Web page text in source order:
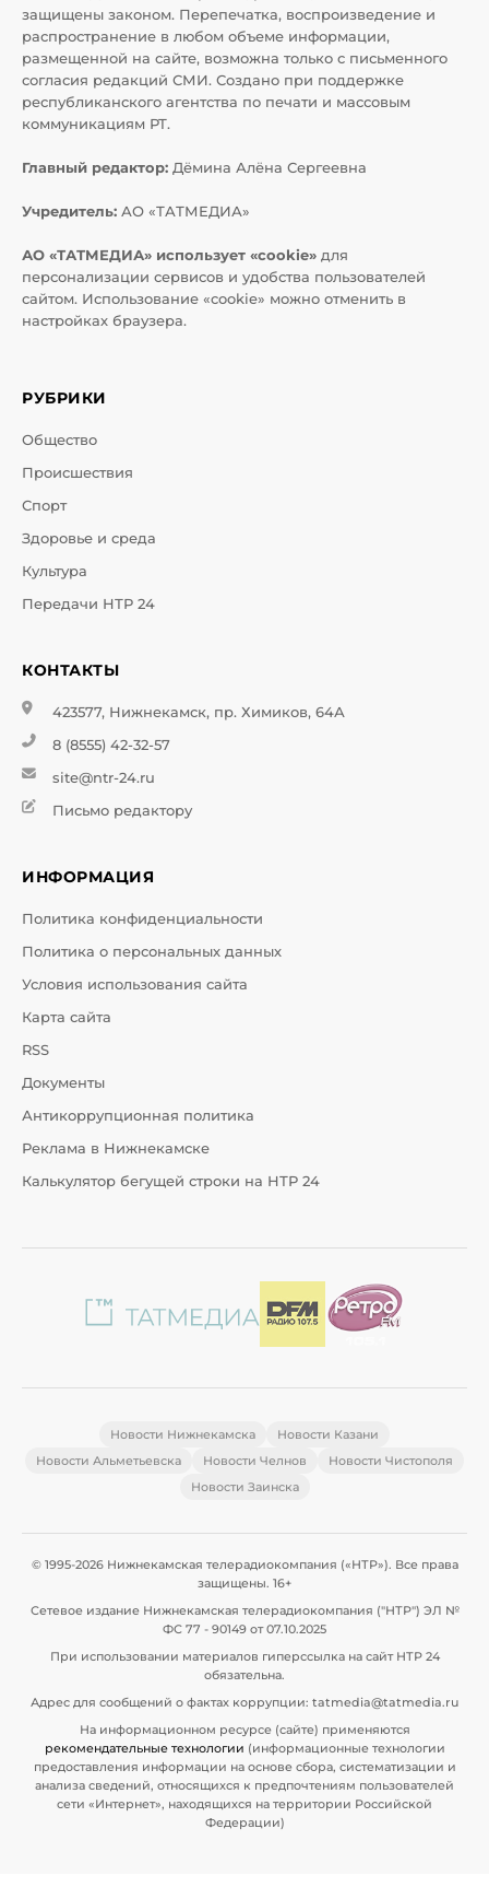
защищены законом. Перепечатка, воспроизведение и
распространение в любом объеме информации,
размещенной на сайте, возможна только с письменного
согласия редакций СМИ. Создано при поддержке
республиканского агентства по печати и массовым
коммуникациям РТ.
Главный редактор: Дёмина Алёна Сергеевна
Учредитель: АО «ТАТМЕДИА»
АО «ТАТМЕДИА» использует «cookie» для
персонализации сервисов и удобства пользователей
сайтом. Использование «cookie» можно отменить в
настройках браузера.
РУБРИКИ
Общество
Происшествия
Спорт
Здоровье и среда
Культура
Передачи НТР 24
КОНТАКТЫ
423577, Нижнекамск, пр. Химиков, 64А
8 (8555) 42-32-57
site@ntr-24.ru
Письмо редактору
ИНФОРМАЦИЯ
Политика конфиденциальности
Политика о персональных данных
Условия использования сайта
Карта сайта
RSS
Документы
Антикоррупционная политика
Реклама в Нижнекамске
Калькулятор бегущей строки на НТР 24
Новости Нижнекамска
Новости Казани
Новости Альметьевска
Новости Челнов
Новости Чистополя
Новости Заинска
© 1995-2026 Нижнекамская телерадиокомпания («НТР»). Все права
защищены. 16+
Сетевое издание Нижнекамская телерадиокомпания ("НТР") ЭЛ №
ФС 77 - 90149 от 07.10.2025
При использовании материалов гиперссылка на сайт НТР 24
обязательна.
Адрес для сообщений о фактах коррупции: tatmedia@tatmedia.ru
На информационном ресурсе (сайте) применяются
рекомендательные технологии (информационные технологии
предоставления информации на основе сбора, систематизации и
анализа сведений, относящихся к предпочтениям пользователей
сети «Интернет», находящихся на территории Российской
Федерации)